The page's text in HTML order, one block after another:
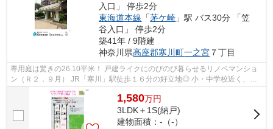
入口」 停歩2分
東海道本線 「茅ケ崎 」駅 バス30分 「笠
谷入口」 停歩2分
築41年 / 9階建
神奈川県高座郡寒川町一之宮 ７丁目
専用庭は驚きの26.10平米！ 戸建ライクにのびのび暮らせるリノベマンショ
ン（Ｒ２．９月） JR「寒川」駅徒歩１６分の好立地◎ 小・中学校近く、中
河原公園（徒歩４分）子育て環境も良好...
1,580万円
3LDK＋1S(納戸)
建物面積：-（-）